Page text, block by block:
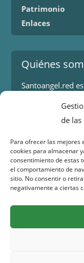
de
Para ofrecer las mejores
cookies para almacenar
consentimiento de estas
el comportamiento de
sitio. No consentir o
negativamente a ciertas
Patrimonio
Enlaces
Quiénes
Santoangel.red
Contacto
Isaac Peral 2
30151 Santo